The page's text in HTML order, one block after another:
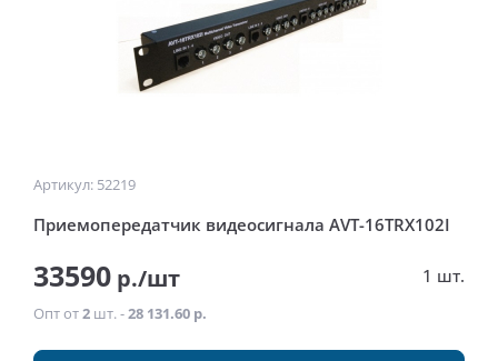
Артикул: 52219
Приемопередатчик видеосигнала AVT-16TRX102I
33590 р./шт 1 шт.
Опт от2 шт. -28 131.60 р.